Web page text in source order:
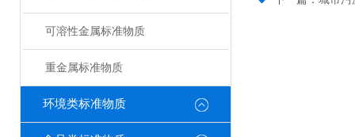
可溶性金属标准物质
重金属标准物质
环境类标准物质